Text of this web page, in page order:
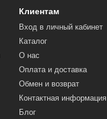
Клиентам
Вход в личный кабинет
Каталог
О нас
Оплата и доставка
Обмен и возврат
Контактная информация
Блог